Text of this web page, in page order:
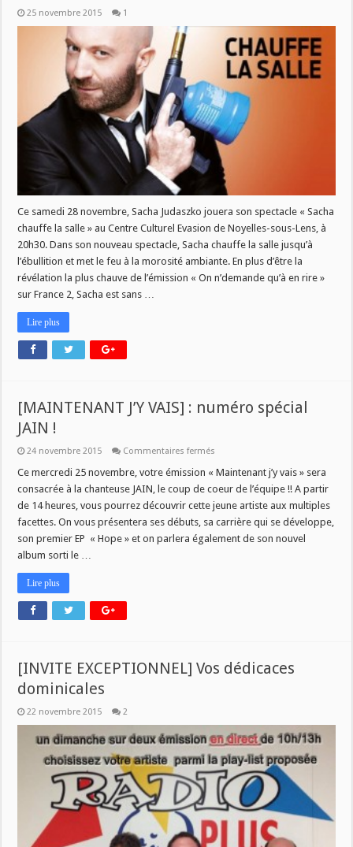
25 novembre 2015 1
Ce samedi 28 novembre, Sacha Judaszko jouera son spectacle « Sacha
chauffe la salle » au Centre Culturel Evasion de Noyelles-sous-Lens, à
20h30. Dans son nouveau spectacle, Sacha chauffe la salle jusqu’à
l’ébullition et met le feu à la morosité ambiante. En plus d’être la
révélation la plus chauve de l’émission « On n’demande qu’à en rire »
sur France 2, Sacha est sans …
Lire plus
[MAINTENANT J’Y VAIS] : numéro spécial
JAIN !
24 novembre 2015 Commentaires fermés
J’Y
:
numéro
spécial
JAIN
Ce mercredi 25 novembre, votre émission « Maintenant j’y vais » sera
consacrée à la chanteuse JAIN, le coup de coeur de l’équipe !! A partir
de 14 heures, vous pourrez découvrir cette jeune artiste aux multiples
facettes. On vous présentera ses débuts, sa carrière qui se développe,
son premier EP « Hope » et on parlera également de son nouvel
album sorti le …
Lire plus
[INVITE EXCEPTIONNEL] Vos dédicaces
dominicales
22 novembre 2015 2